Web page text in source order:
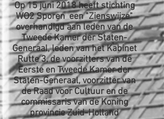
Op 15 juni 2018 heeft stichting
WO2 Sporen een "Zienswijze"
overhandigd aan leden van de
Tweede Kamer der Staten-
Generaal, leden van het Kabinet
Rutte 3, de voorzitters van de
Eerste en Tweede Kamer der
Staten-Generaal, voorzitter van
de Raad voor Cultuur en de
commissaris van de Koning
provincie Zuid-Holland